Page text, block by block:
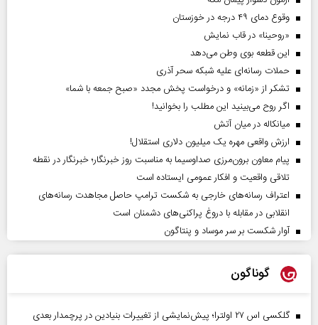
وقوع دمای ۴۹ درجه در خوزستان
«روحینا» در قاب نمایش
این قطعه بوی وطن می‌دهد
حملات رسانه‌ای علیه شبکه سحر آذری
تشکر از «زمانه» و درخواست پخش مجدد «صبح جمعه با شما»
اگر روح می‌بینید این مطلب را بخوانید!
میانکاله در میان آتش
ارزش واقعی مهره یک میلیون دلاری استقلال!
پیام معاون برون‌مرزی صداوسیما به مناسبت روز خبرنگار؛ خبرنگار در نقطه
تلاقی واقعیت و افکار عمومی ایستاده است
اعتراف رسانه‌های خارجی به شکست ترامپ حاصل مجاهدت رسانه‌های
انقلابی در مقابله با دروغ پراکنی‌های دشمنان است
آوار شکست بر سر موساد و پنتاگون
گوناگون
گلکسی اس ۲۷ اولترا؛ پیش‌نمایشی از تغییرات بنیادین در پرچمدار بعدی